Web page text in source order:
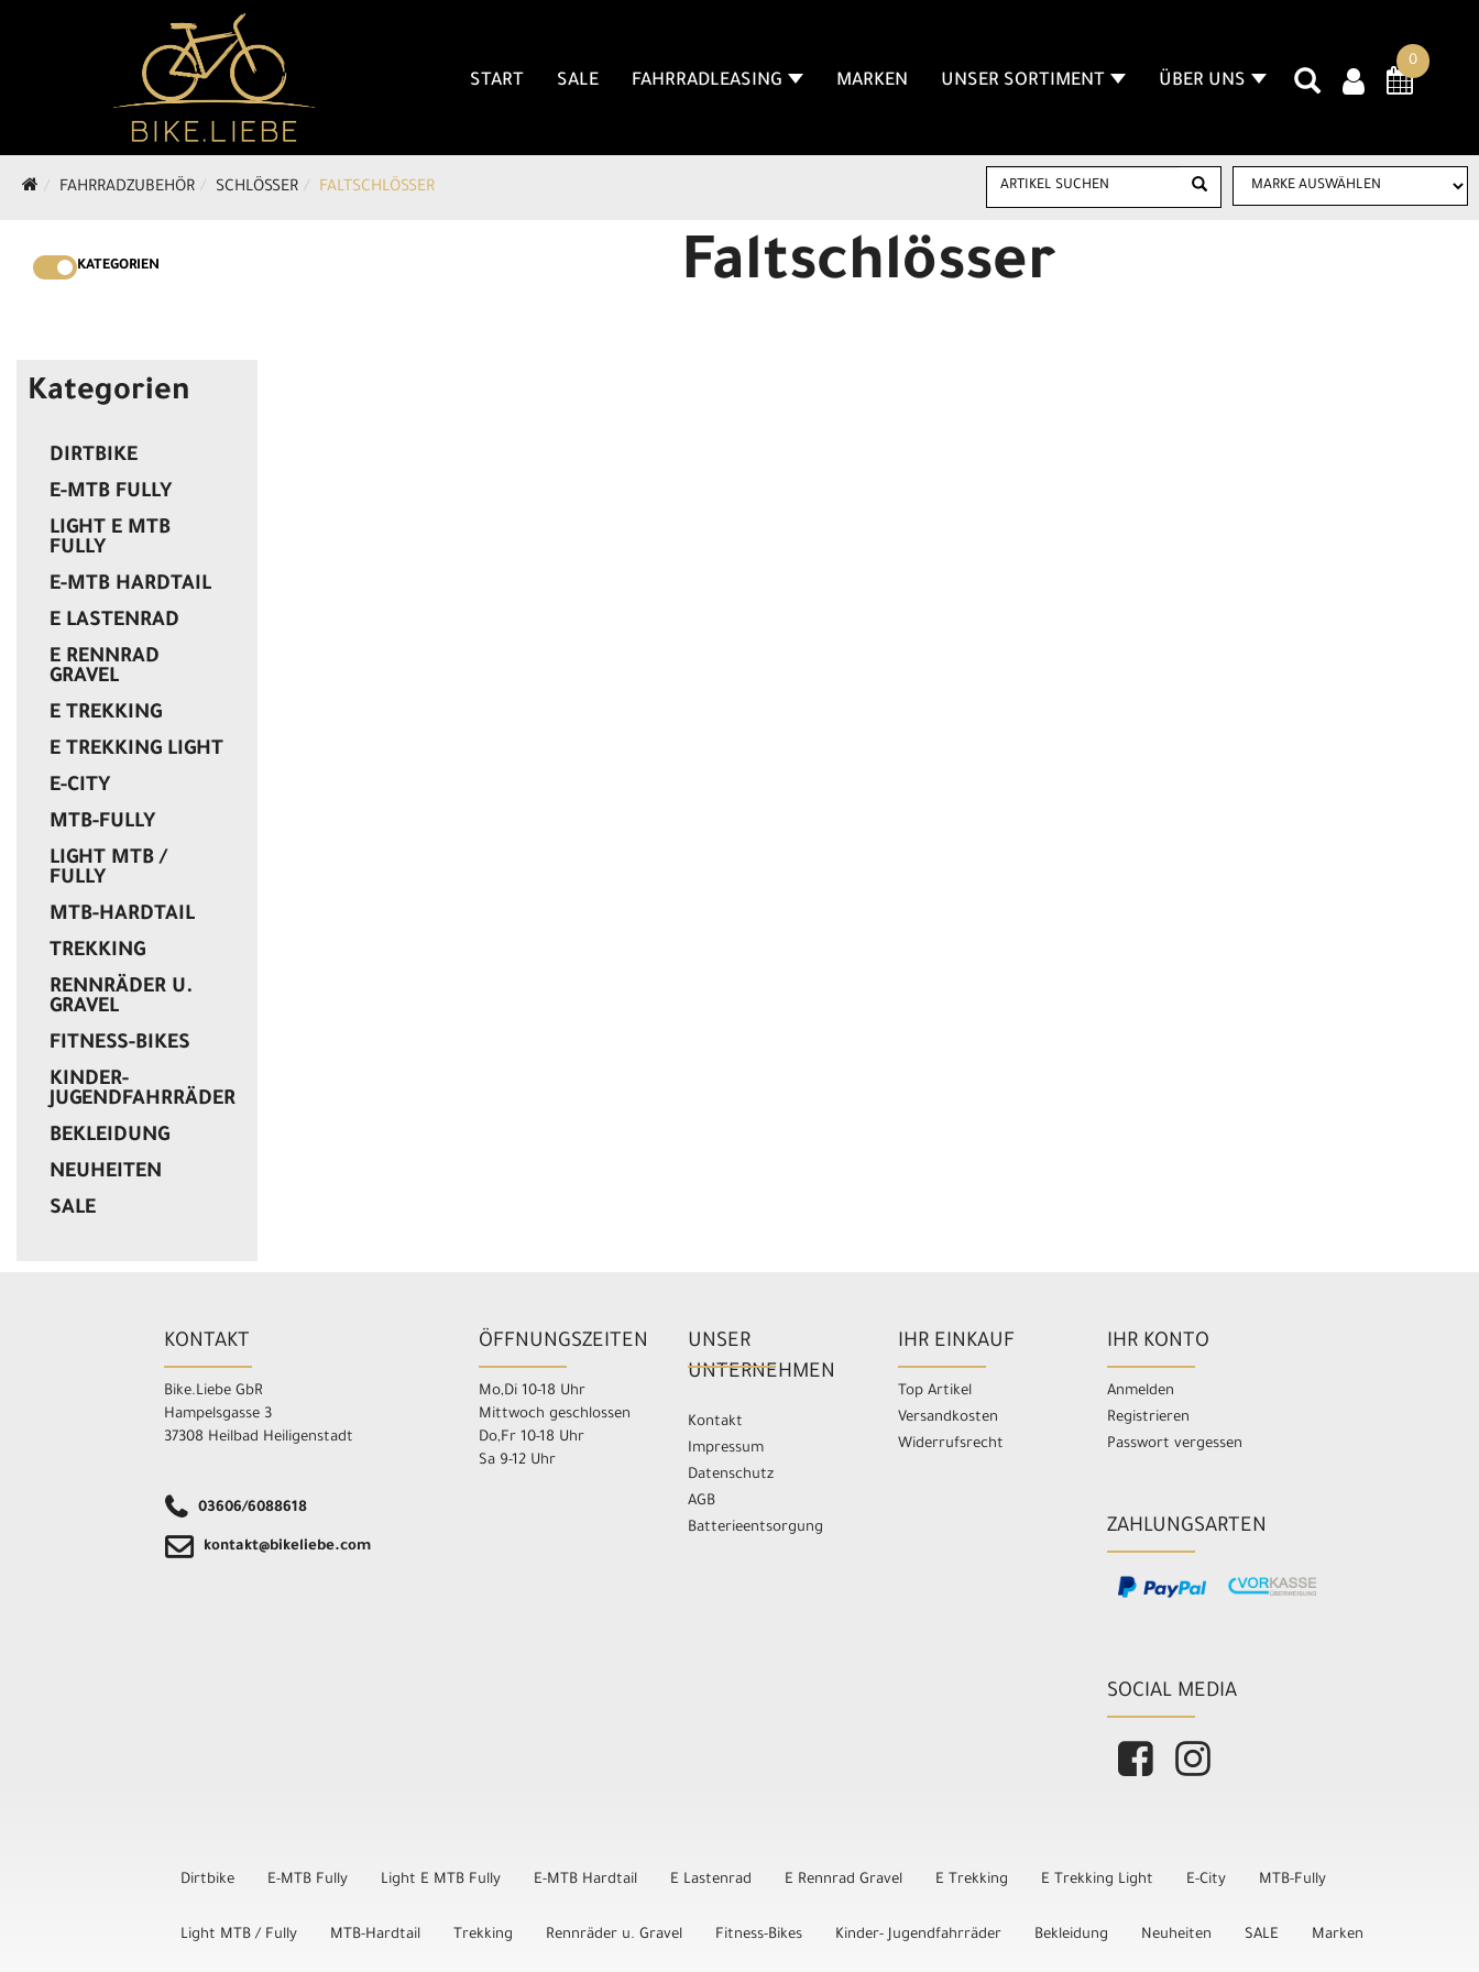
0
START SALE FAHRRADLEASING MARKEN UNSER SORTIMENT ÜBER UNS
FAHRRADZUBEHÖR SCHLÖSSER FALTSCHLÖSSER
KATEGORIEN Faltschlösser
Kategorien
DIRTBIKE
E-MTB FULLY
LIGHT E MTB
FULLY
E-MTB HARDTAIL
E LASTENRAD
E RENNRAD
GRAVEL
E TREKKING
E TREKKING LIGHT
E-CITY
MTB-FULLY
LIGHT MTB /
FULLY
MTB-HARDTAIL
TREKKING
RENNRÄDER U.
GRAVEL
FITNESS-BIKES
KINDER-
JUGENDFAHRRÄDER
BEKLEIDUNG
NEUHEITEN
SALE
KONTAKT
Bike.Liebe GbR
Hampelsgasse 3
37308 Heilbad Heiligenstadt
03606/6088618
kontakt@bikeliebe.com
ÖFFNUNGSZEITEN
Mo,Di 10-18 Uhr
Mittwoch geschlossen
Do,Fr 10-18 Uhr
Sa 9-12 Uhr
UNSER
UNTERNEHMEN
Kontakt
Impressum
Datenschutz
AGB
Batterieentsorgung
IHR EINKAUF
Top Artikel
Versandkosten
Widerrufsrecht
IHR KONTO
Anmelden
Registrieren
Passwort vergessen
ZAHLUNGSARTEN
SOCIAL MEDIA
Dirtbike E-MTB Fully Light E MTB Fully E-MTB Hardtail E Lastenrad E Rennrad Gravel E Trekking E Trekking Light E-City MTB-Fully
Light MTB / Fully MTB-Hardtail Trekking Rennräder u. Gravel Fitness-Bikes Kinder- Jugendfahrräder Bekleidung Neuheiten SALE Marken